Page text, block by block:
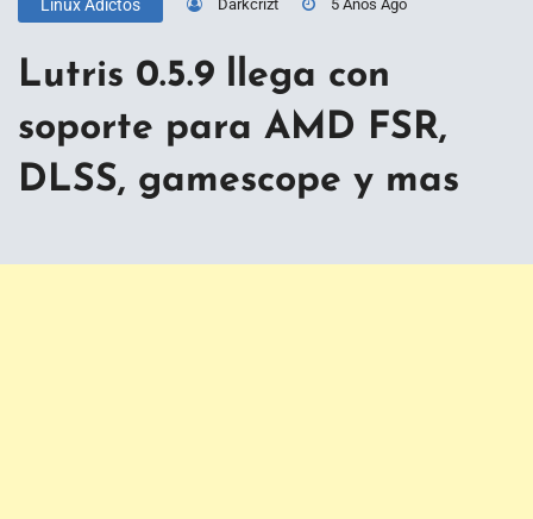
Linux Adictos Darkcrizt 5 Años Ago
Lutris 0.5.9 llega con
soporte para AMD FSR,
DLSS, gamescope y mas